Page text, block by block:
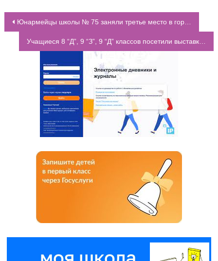
НАВИГАЦИЯ ПО ЗАПИСЯМ
Юнармейцы школы № 75 заняли третье место в городском смотре-конкурсе строя и песни “Наследники Победы”